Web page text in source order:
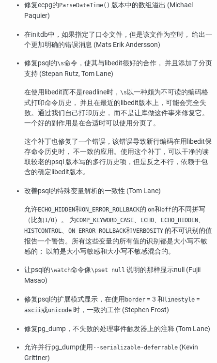
修复ecpg的 ParseDateTime() 版本中的数组溢出 (Michael
Paquier)
在initdb中，如果指定了口令文件，但是该文件为空时， 给出一
个更加明确的错误消息 (Mats Erik Andersson)
修复psql 的\s命令，使其与libedit很好的合作， 并且添加了分页
支持 (Stepan Rutz, Tom Lane)
在使用libedit而不是readline时， \s 以一种颇为不可读的编码格
式打印命令历史， 并且在最近的libedit版本上，可能会完全失
败。通过我们自己打印历史， 而不是让库做这件事来修复它。
一个好的副作用是在合适时可以使用分页了。
这个补丁也修复了一个错误，该错误导致新行编码在用libedit保
存命令历史时， 不一致的应用。使用这个补丁，可以干净的读
取较老的psql版本写的多行历史项，但是反之不行，依赖于包
含的确定libedit版本。
改善psql 的特殊变量解析的一致性 (Tom Lane)
允许ECHO_HIDDEN和ON_ERROR_ROLLBACK的 on和off的不同拼写
（比如1/0）。 为COMP_KEYWORD_CASE、 ECHO、 ECHO_HIDDEN、
HISTCONTROL、 ON_ERROR_ROLLBACK和VERBOSITY 的不可识别的值
报告一个警告。所有这些变量的所有值的识别都是大小写不敏
感的； 以前是大小写敏感和大小写不敏感混合的。
让psql 的\watch命令像\pset null 说明的那样显示null (Fujii
Masao)
修复psql 的扩展模式显示，在使用 border = 3 和linestyle =
ascii或unicode 时，一致的工作 (Stephen Frost)
修复pg_dump ，不失败的处理事件触发器上的注释 (Tom Lane)
允许并行pg_dump使用 --serializable-deferrable (Kevin
Grittner)